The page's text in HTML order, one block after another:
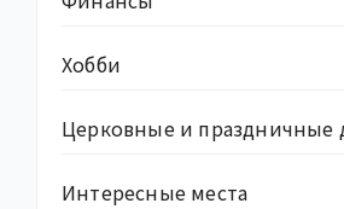
Хобби
Церковные и праздничные
Интересные места